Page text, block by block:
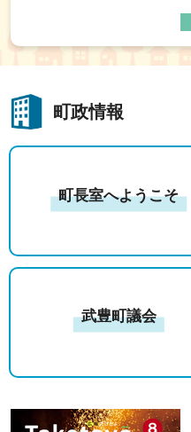
2026年7月29日
【令和8年度】第3回武豊町
2026年7月29日
【令和8年度】第3回武豊町
【令和8年度】第2回武豊町
職） ※申込期間終了
【令和8年度】第2回武豊町
令和8年度にご寄附頂いた企
町政情報
町長室へようこそ
武豊町議会